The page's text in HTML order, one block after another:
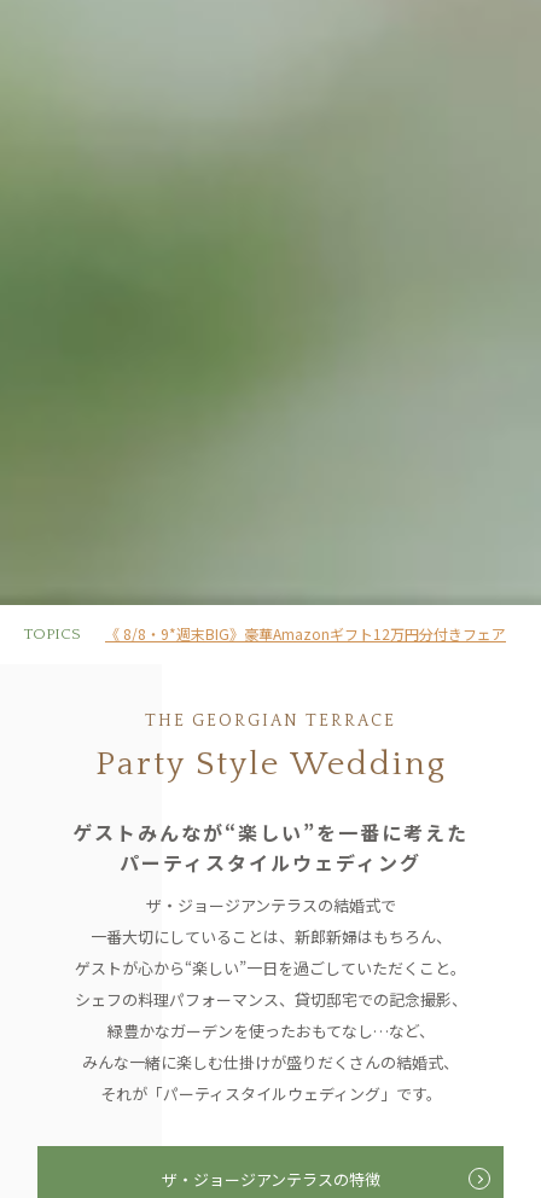
TOPICS 《 8/8・9*週末BIG》豪華Amazonギフト12万円分付きフェア
THE GEORGIAN TERRACE
Party Style Wedding
ゲストみんなが“楽しい”を一番に考えた
パーティスタイルウェディング
ザ・ジョージアンテラスの結婚式で
一番大切にしていることは、 新郎新婦はもちろん、
ゲストが心から“楽しい”一日を過ごしていただくこと。
シェフの料理パフォーマンス、貸切邸宅での記念撮影、
緑豊かなガーデンを使ったおもてなし…など、
みんな一緒に楽しむ仕掛けが盛りだくさんの結婚式、
それが「パーティスタイルウェディング」です。
ザ・ジョージアンテラスの特徴